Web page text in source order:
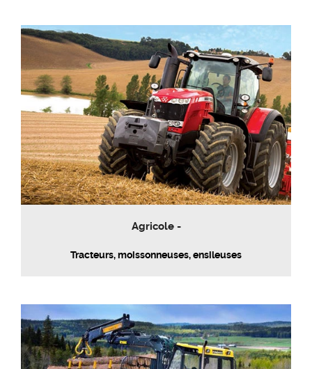
Agricole -
Tracteurs, moissonneuses, ensileuses